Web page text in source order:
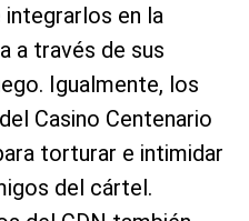
en la
a través de sus
Igualmente, los
Casino Centenario
torturar e intimidar
del cártel.